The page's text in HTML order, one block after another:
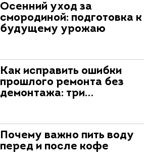
Осенний уход за
смородиной: подготовка к
будущему урожаю
Как исправить ошибки
прошлого ремонта без
демонтажа: три…
Почему важно пить воду
перед и после кофе